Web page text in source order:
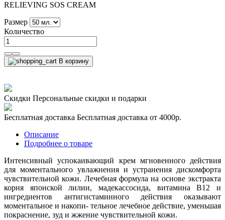
RELIEVING SOS CREAM
Размер
Количество
В корзину
Скидки Персональные скидки и подарки
Бесплатная доставка Бесплатная доставка от 4000р.
Описание
Подробнее о товаре
Интенсивный успокаивающий крем мгновенного действия
для моментального увлажнения и устранения дискомфорта
чувствительной кожи. Лечебная формула на основе экстракта
корня японской лилии, мадекассосида, витамина В12 и
ингредиентов антигистаминного действия оказывают
моментальное и накопи- тельное лечебное действие, уменьшая
покраснение, зуд и жжение чувствительной кожи.